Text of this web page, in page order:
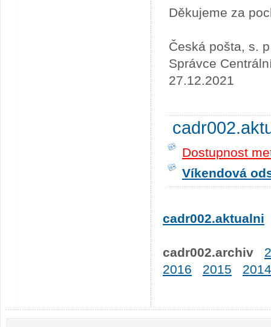
Děkujeme za
Česká pošta, s.
Správce
27.12.2021
Dostupnost
Víkendová
cadr002.aktualni
cadr002.archiv
2016
2015 2014